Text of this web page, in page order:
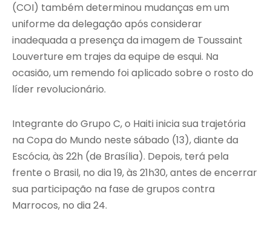
(COI) também determinou mudanças em um
uniforme da delegação após considerar
inadequada a presença da imagem de Toussaint
Louverture em trajes da equipe de esqui. Na
ocasião, um remendo foi aplicado sobre o rosto do
líder revolucionário.
Integrante do Grupo C, o Haiti inicia sua trajetória
na Copa do Mundo neste sábado (13), diante da
Escócia, às 22h (de Brasília). Depois, terá pela
frente o Brasil, no dia 19, às 21h30, antes de encerrar
sua participação na fase de grupos contra
Marrocos, no dia 24.